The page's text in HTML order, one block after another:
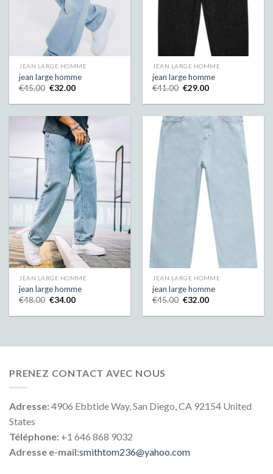
JEAN LARGE HOMME
jean large homme
€45.00 €32.00
JEAN LARGE HOMME
jean large homme
€41.00 €29.00
JEAN LARGE HOMME
jean large homme
€48.00 €34.00
JEAN LARGE HOMME
jean large homme
€45.00 €32.00
PRENEZ CONTACT AVEC NOUS
Adresse:4906 Ebbtide Way, San Diego, CA 92154 United
States
Téléphone: +1 646 868 9032
Adresse e-mail:smithtom236@yahoo.com